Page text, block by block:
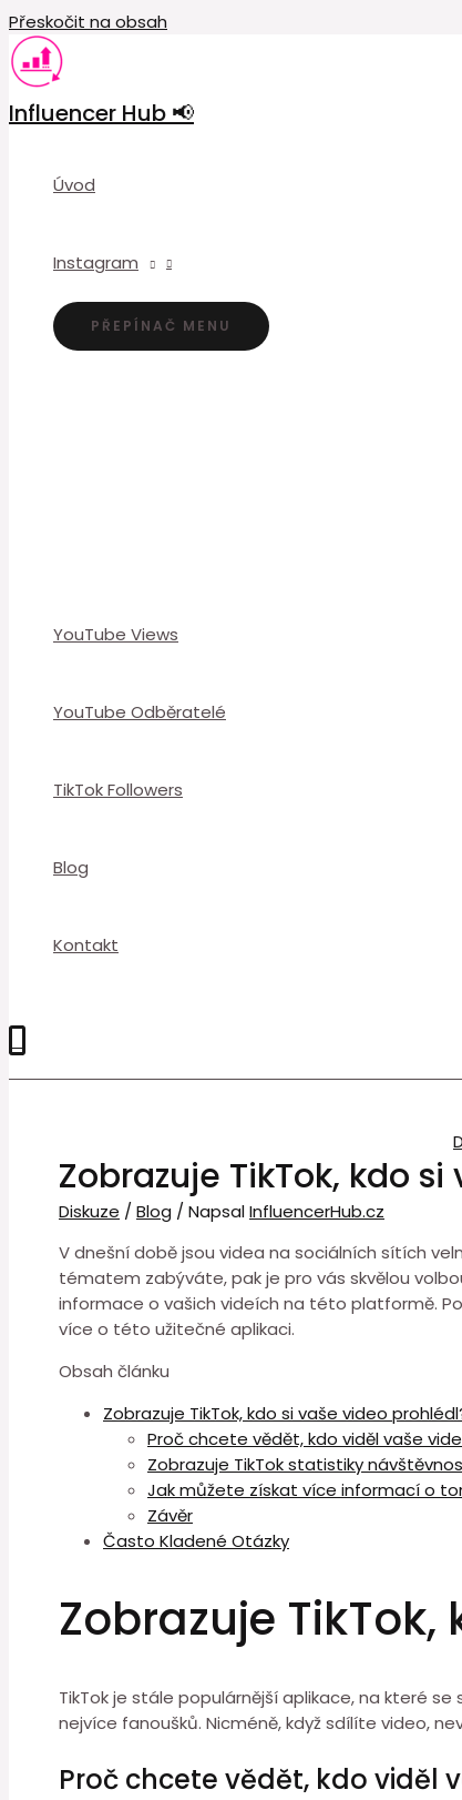
Přeskočit na obsah
Influencer Hub 📢
Úvod
Instagram
PŘEPÍNAČ MENU
YouTube Views
YouTube Odběratelé
TikTok Followers
Blog
Kontakt
Zobrazuje TikTok, kdo
Diskuze / Blog / NapsalInfluencerHub.cz
V dnešní době jsou videa na sociálních sítích
tématem zabýváte, pak je pro vás skvělou
informace o vašich videích na této platformě.
více o této užitečné aplikaci.
Obsah článku
Zobrazuje TikTok, kdo si vaše video
Proč chcete vědět, kdo viděl vaše
Zobrazuje TikTok statistiky
Jak můžete získat více informací o
Závěr
Často Kladené Otázky
Zobrazuje
TikTok je stále populárnější aplikace, na které
nejvíce fanoušků. Nicméně, když sdílíte video,
Proč chcete vědět, kdo viděl